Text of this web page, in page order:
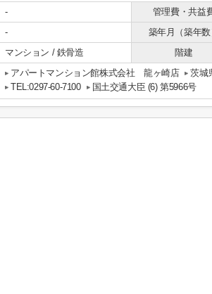
- 管理費・共益
- 築年月（築年数
マンション / 鉄骨造 階建
アパートマンション館株式会社 龍ヶ崎店
茨城
TEL:0297-60-7100
国土交通大臣 (6) 第5966号